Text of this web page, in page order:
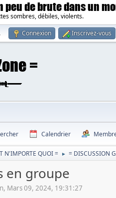
peu de brute dans un
sombres, débiles, violents.
. Connexion Inscrivez-vous
Calendrier
N'IMPORTE QUOI = ► = DISCUSSION
en groupe
Mars 09, 2024, 19:31:27